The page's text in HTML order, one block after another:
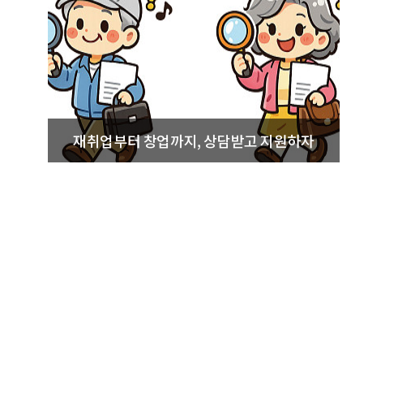
재취업부터 창업까지, 상담받고 지원하자